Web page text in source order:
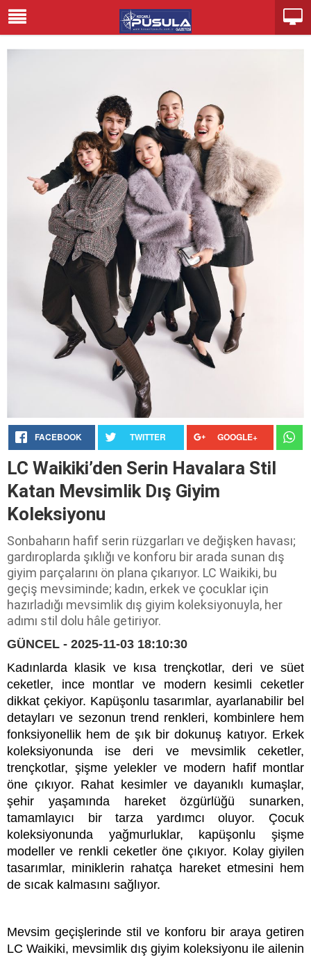
FACEBOOK TWITTER GOOGLE+
LC Waikiki’den Serin Havalara Stil
Katan Mevsimlik Dış Giyim
Koleksiyonu
Sonbaharın hafif serin rüzgarları ve değişken havası;
gardıroplarda şıklığı ve konforu bir arada sunan dış
giyim parçalarını ön plana çıkarıyor. LC Waikiki, bu
geçiş mevsiminde; kadın, erkek ve çocuklar için
hazırladığı mevsimlik dış giyim koleksiyonuyla, her
adımı stil dolu hâle getiriyor.
GÜNCEL - 2025-11-03 18:10:30
Kadınlarda klasik ve kısa trençkotlar, deri ve süet
ceketler, ince montlar ve modern kesimli ceketler
dikkat çekiyor. Kapüşonlu tasarımlar, ayarlanabilir bel
detayları ve sezonun trend renkleri, kombinlere hem
fonksiyonellik hem de şık bir dokunuş katıyor. Erkek
koleksiyonunda ise deri ve mevsimlik ceketler,
trençkotlar, şişme yelekler ve modern hafif montlar
öne çıkıyor. Rahat kesimler ve dayanıklı kumaşlar,
şehir yaşamında hareket özgürlüğü sunarken,
tamamlayıcı bir tarza yardımcı oluyor. Çocuk
koleksiyonunda yağmurluklar, kapüşonlu şişme
modeller ve renkli ceketler öne çıkıyor. Kolay giyilen
tasarımlar, miniklerin rahatça hareket etmesini hem
de sıcak kalmasını sağlıyor.
Mevsim geçişlerinde stil ve konforu bir araya getiren
LC Waikiki, mevsimlik dış giyim koleksiyonu ile ailenin